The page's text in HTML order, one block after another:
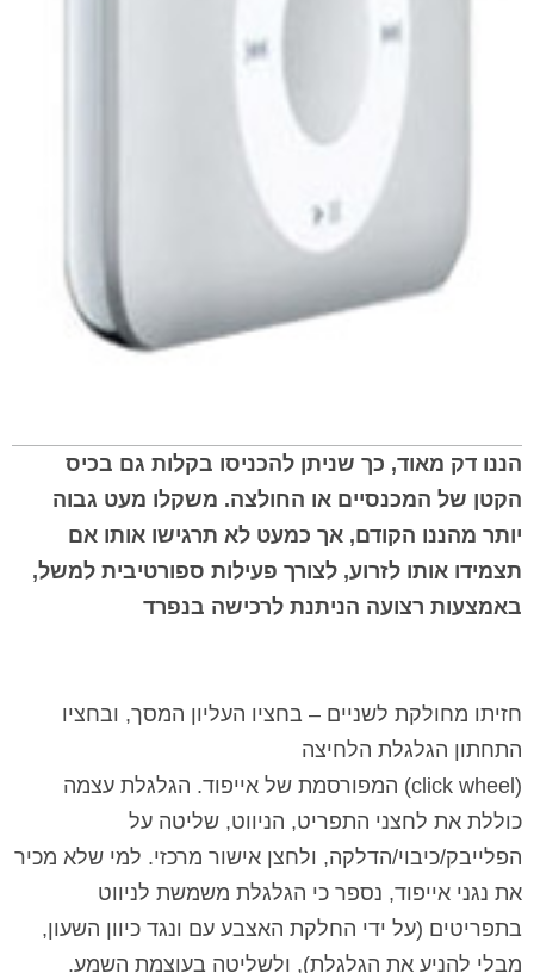
הננו דק מאוד, כך שניתן להכניסו בקלות גם בכיס
הקטן של המכנסיים או החולצה. משקלו מעט גבוה
יותר מהננו הקודם, אך כמעט לא תרגישו אותו אם
תצמידו אותו לזרוע, לצורך פעילות ספורטיבית למשל,
באמצעות רצועה הניתנת לרכישה בנפרד
חזיתו מחולקת לשניים – בחציו העליון המסך, ובחציו
התחתון הגלגלת הלחיצה
(
click wheel) המפורסמת של אייפוד. הגלגלת עצמה
כוללת את לחצני התפריט, הניווט, שליטה על
הפלייבק/כיבוי/הדלקה, ולחצן אישור מרכזי. למי שלא מכיר
את נגני אייפוד, נספר כי הגלגלת משמשת לניווט
בתפריטים (על ידי החלקת האצבע עם ונגד כיוון השעון,
מבלי להניע את הגלגלת), ולשליטה בעוצמת השמע.